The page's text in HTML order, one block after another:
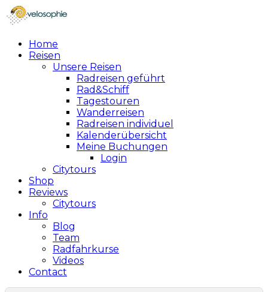
Home
Reisen
Unsere Reisen
Radreisen geführt
Rad&Schiff
Tagestouren
Wanderreisen
Radreisen individuel
Kalenderübersicht
Meine Buchungen
Login
Citytours
Shop
Reviews
Citytours
Info
Blog
Team
Radfahrkurse
Videos
Contact